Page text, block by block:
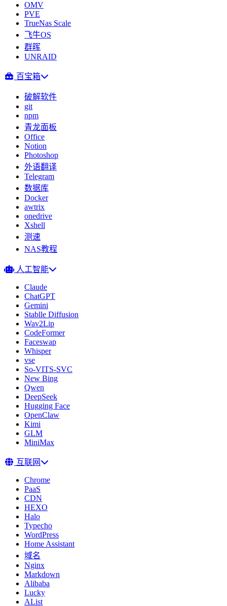
OMV
PVE
TrueNas Scale
飞牛OS
群晖
UNRAID
百宝箱
破解软件
git
npm
青龙面板
Office
Notion
Photoshop
外语翻译
Telegram
数据库
Docker
awtrix
onedrive
Xshell
测速
NAS教程
人工智能
Claude
ChatGPT
Gemini
Stablle Diffusion
Wav2Lip
CodeFormer
Faceswap
Whisper
vse
So-VITS-SVC
New Bing
Qwen
DeepSeek
Hugging Face
OpenClaw
Kimi
GLM
MiniMax
互联网
Chrome
PaaS
CDN
HEXO
Halo
Typecho
WordPress
Home Assistant
域名
Nginx
Markdown
Alibaba
Lucky
AList